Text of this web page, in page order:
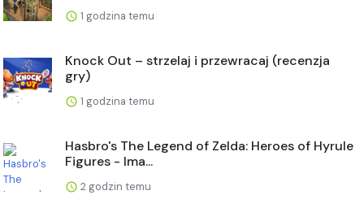
1 godzina temu
Knock Out – strzelaj i przewracaj (recenzja
gry)
1 godzina temu
Hasbro's The Legend of Zelda: Heroes of Hyrule
Figures - Ima...
2 godzin temu